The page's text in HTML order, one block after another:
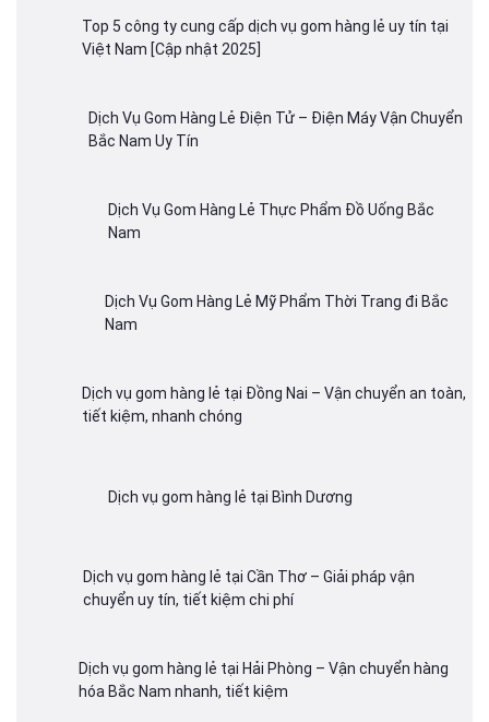
Top 5 công ty cung cấp dịch vụ gom hàng lẻ uy tín tại
Việt Nam [Cập nhật 2025]
Dịch Vụ Gom Hàng Lẻ Điện Tử – Điện Máy Vận Chuyển
Bắc Nam Uy Tín
Dịch Vụ Gom Hàng Lẻ Thực Phẩm Đồ Uống Bắc
Nam
Dịch Vụ Gom Hàng Lẻ Mỹ Phẩm Thời Trang đi Bắc
Nam
Dịch vụ gom hàng lẻ tại Đồng Nai – Vận chuyển an toàn,
tiết kiệm, nhanh chóng
Dịch vụ gom hàng lẻ tại Bình Dương
Dịch vụ gom hàng lẻ tại Cần Thơ – Giải pháp vận
chuyển uy tín, tiết kiệm chi phí
Dịch vụ gom hàng lẻ tại Hải Phòng – Vận chuyển hàng
hóa Bắc Nam nhanh, tiết kiệm